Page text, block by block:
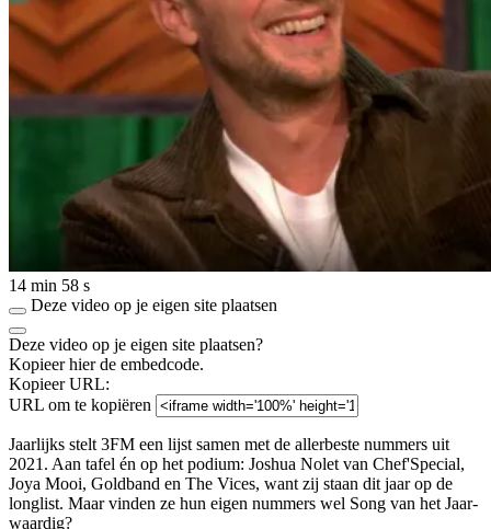
14 min 58 s
Deze video op je eigen site plaatsen
Deze video op je eigen site plaatsen?
Kopieer hier de embedcode.
Kopieer URL:
URL om te kopiëren
Jaarlijks stelt 3FM een lijst samen met de allerbeste nummers uit
2021. Aan tafel én op het podium: Joshua Nolet van Chef'Special,
Joya Mooi, Goldband en The Vices, want zij staan dit jaar op de
longlist. Maar vinden ze hun eigen nummers wel Song van het Jaar-
waardig?